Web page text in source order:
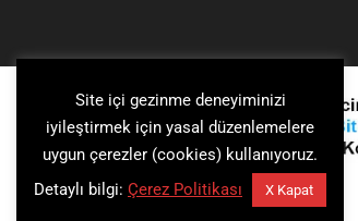
Site içi gezinme deneyiminizi
iyileştirmek için yasal düzenlemelere
uygun çerezler (cookies) kullanıyoruz.
Detaylı bilgi: Çerez Politikası
X Kapat